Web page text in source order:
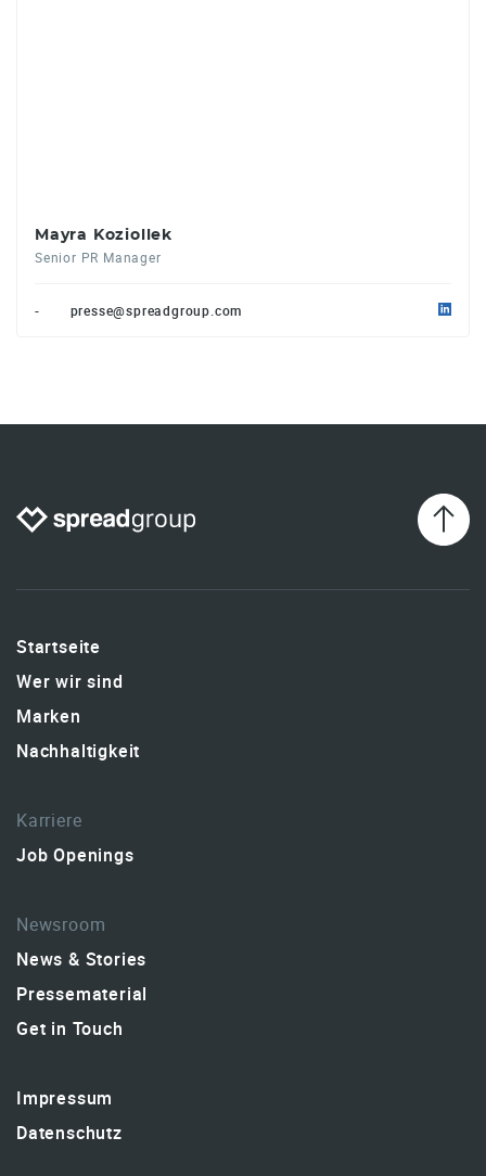
Mayra Koziollek
Senior PR Manager
- presse@spreadgroup.com
Startseite
Wer wir sind
Marken
Nachhaltigkeit
Karriere
Job Openings
Newsroom
News & Stories
Pressematerial
Get in Touch
Impressum
Datenschutz